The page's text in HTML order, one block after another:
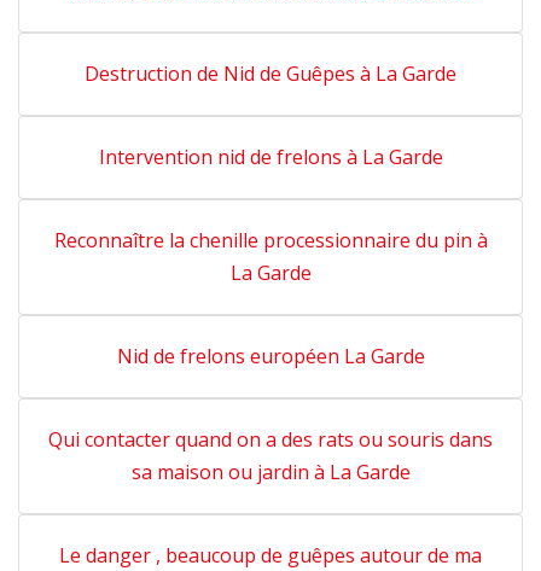
Destruction de Nid de Guêpes à La Garde
Intervention nid de frelons à La Garde
Reconnaître la chenille processionnaire du pin à
La Garde
Nid de frelons européen La Garde
Qui contacter quand on a des rats ou souris dans
sa maison ou jardin à La Garde
Le danger , beaucoup de guêpes autour de ma